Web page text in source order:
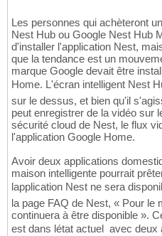
Les personnes qui achèteront
Nest Hub ou Google Nest Hub
d'installer l'application Nest,
que la tendance est un
marque Google devait être
Home. L'écran intelligent Nest
sur le dessus, et bien qu'il
peut enregistrer de la vidéo sur
sécurité cloud de Nest, le flux
l'application Google Home.
Avoir deux applications
maison intelligente pourrait
lapplication Nest ne sera
la page FAQ de Nest, « Pour le
continuera à être disponible ».
est dans létat actuel  avec